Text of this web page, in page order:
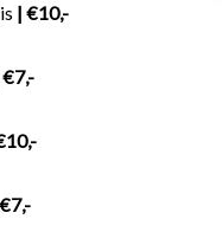
| €10,-
€7,-